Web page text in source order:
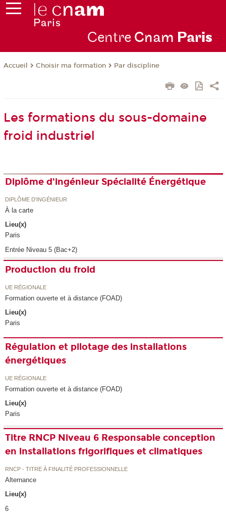
Centre Cnam Paris
Accueil Choisir ma formation Par discipline
Les formations du sous-domaine
froid industriel
Diplôme d'ingénieur Spécialité Énergétique
DIPLÔME D'INGÉNIEUR
À la carte
Lieu(x)
Paris
Entrée Niveau 5 (Bac+2)
Production du froid
UE RÉGIONALE
Formation ouverte et à distance (FOAD)
Lieu(x)
Paris
Régulation et pilotage des installations
énergétiques
UE RÉGIONALE
Formation ouverte et à distance (FOAD)
Lieu(x)
Paris
Titre RNCP Niveau 6 Responsable conception
en installations frigorifiques et climatiques
RNCP - TITRE À FINALITÉ PROFESSIONNELLE
Alternance
Lieu(x)
6